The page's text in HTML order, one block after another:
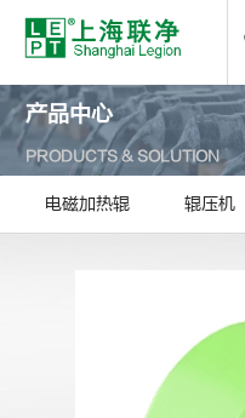
产品中心
PRODUCTS & SOLUTION
电磁加热辊 辊压机